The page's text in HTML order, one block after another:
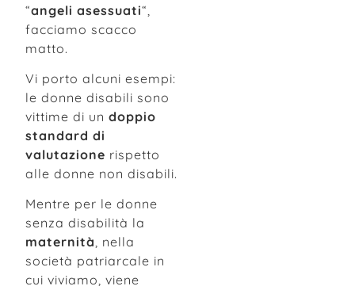
“angeli asessuati“,
facciamo scacco
matto.
Vi porto alcuni esempi:
le donne disabili sono
vittime di un doppio
standard di
valutazione rispetto
alle donne non disabili.
Mentre per le donne
senza disabilità la
maternità, nella
società patriarcale in
cui viviamo, viene